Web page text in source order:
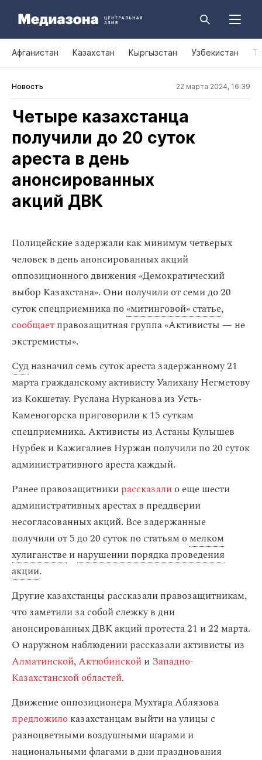
Афганистан Казахстан Кыргызстан Узбекистан
Новость 22 марта 2024, 16:39
Четыре казахстанца
получили до 20 суток
ареста в день
анонсированных
акций ДВК
Полицейские задержали как минимум четверых
человек в день анонсированных акций
оппозиционного движения «Демократический
выбор Казахстана». Они получили от семи до 20
суток спецприемника по«митинговой» статье,
сообщаетправозащитная группа «Активисты — не
экстремисты».
Судназначил семь суток ареста задержанному 21
марта гражданскому активисту Уалихану Негметову
из Кокшетау. Руслана Нурканова из Усть-
Каменогорска приговорили к 15 суткам
спецприемника. Активисты из Астаны Кулышев
Нурбек и Кажигалиев Нуржан получили по 20 суток
административного ареста каждый.
Ранее правозащитникирассказалио еще шести
административных арестах в преддверии
несогласованных акций. Все задержанные
получили от 5 до 20 суток по статьям омелком
хулиганствеинарушении порядка проведения
акции.
Другие казахстанцы рассказали правозащитникам,
что заметили за собой слежку в дни
анонсированных ДВК акций протеста 21 и 22 марта.
О наружном наблюдении рассказали активисты из
Алматинской,АктюбинскойиЗападно-
Казахстанской областей.
Движение оппозиционера Мухтара Аблязова
предложилоказахстанцам выйти на улицы с
разноцветными воздушными шарами и
национальными флагами в дни празднования